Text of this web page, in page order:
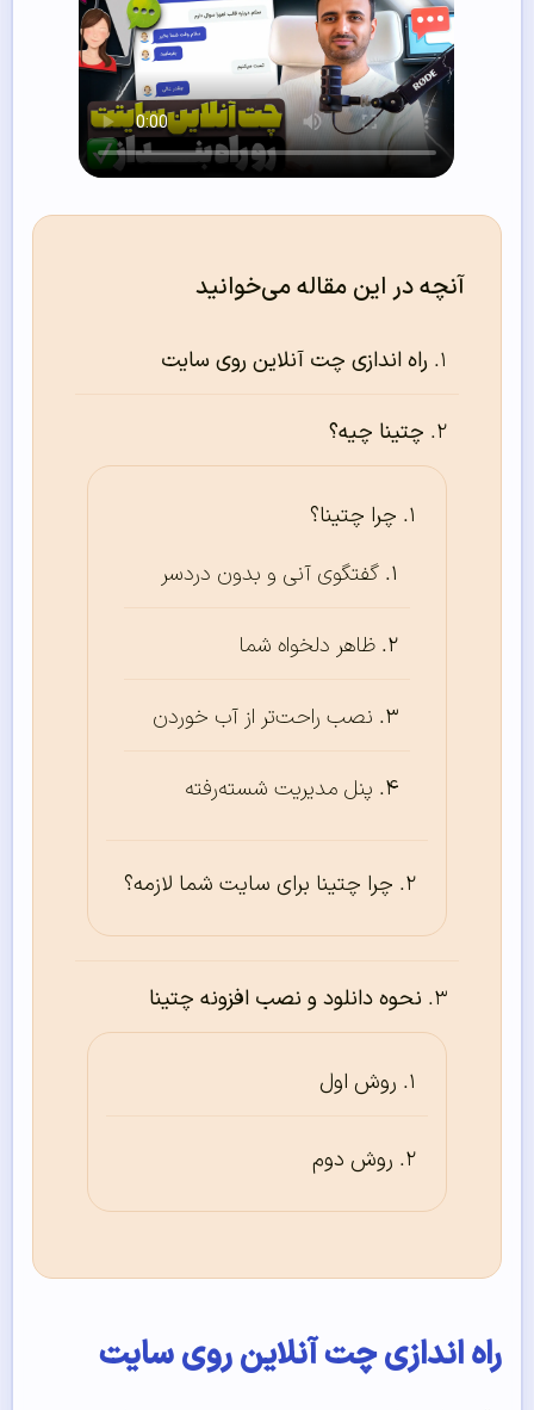
آنچه در این مقاله می‌خوانید
راه اندازی چت آنلاین روی سایت
چتینا چیه؟
چرا چتینا؟
گفتگوی آنی و بدون دردسر
ظاهر دلخواه شما
نصب راحت‌تر از آب خوردن
پنل مدیریت شسته‌رفته
چرا چتینا برای سایت شما لازمه؟
نحوه دانلود و نصب افزونه چتینا
روش اول
روش دوم
راه اندازی چت آنلاین روی سایت